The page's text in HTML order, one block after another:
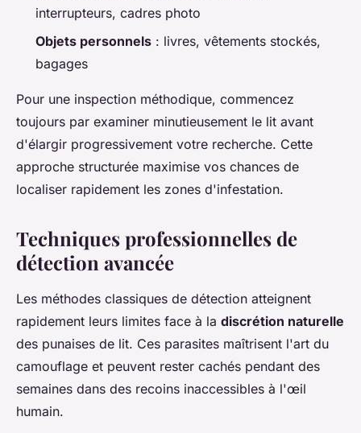
interrupteurs, cadres photo
Objets personnels : livres, vêtements stockés,
bagages
Pour une inspection méthodique, commencez
toujours par examiner minutieusement le lit avant
d'élargir progressivement votre recherche. Cette
approche structurée maximise vos chances de
localiser rapidement les zones d'infestation.
Techniques professionnelles de
détection avancée
Les méthodes classiques de détection atteignent
rapidement leurs limites face à la discrétion naturelle
des punaises de lit. Ces parasites maîtrisent l'art du
camouflage et peuvent rester cachés pendant des
semaines dans des recoins inaccessibles à l'œil
humain.